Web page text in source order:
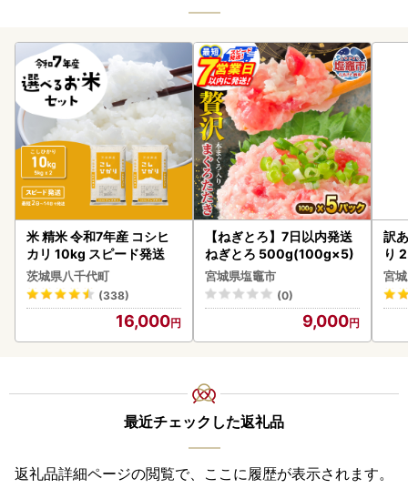
米 精米 令和7年産 コシヒ
カリ 10kg スピード発送
茨城県八千代町
(338)
16,000
【ねぎとろ】7日以内発送
ねぎとろ 500g(100g×5)
宮城県塩竈市
(0)
9,000
訳
り
鮭
宮
最近チェックした返礼品
返礼品詳細ページの閲覧で、ここに履歴が表示されます。